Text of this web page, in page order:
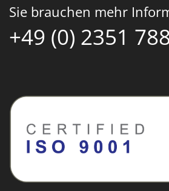
Sie brauchen mehr
+49 (0) 2351